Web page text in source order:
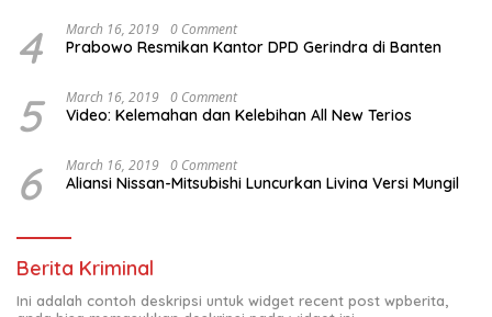
4 March 16, 2019 0 Comment
Prabowo Resmikan Kantor DPD Gerindra di Banten
5 March 16, 2019 0 Comment
Video: Kelemahan dan Kelebihan All New Terios
6 March 16, 2019 0 Comment
Aliansi Nissan-Mitsubishi Luncurkan Livina Versi Mungil
Berita Kriminal
Ini adalah contoh deskripsi untuk widget recent post wpberita,